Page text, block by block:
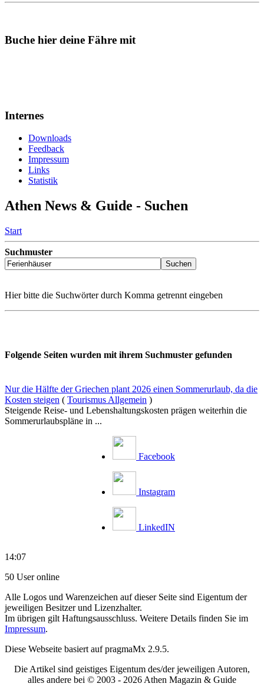
Buche hier deine Fähre mit
Internes
Downloads
Feedback
Impressum
Links
Statistik
Athen News & Guide - Suchen
Start
Suchmuster
Hier bitte die Suchwörter durch Komma getrennt eingeben
Folgende Seiten wurden mit ihrem Suchmuster gefunden
Nur die Hälfte der Griechen plant 2026 einen Sommerurlaub, da die
Kosten steigen ( Tourismus Allgemein )
Steigende Reise- und Lebenshaltungskosten prägen weiterhin die
Sommerurlaubspläne in ...
Facebook
Instagram
LinkedIN
14:07
50 User online
Alle Logos und Warenzeichen auf dieser Seite sind Eigentum der
jeweiligen Besitzer und Lizenzhalter.
Im übrigen gilt Haftungsausschluss. Weitere Details finden Sie im
Impressum.
Diese Webseite basiert auf pragmaMx 2.9.5.
Die Artikel sind geistiges Eigentum des/der jeweiligen Autoren,
alles andere bei © 2003 - 2026 Athen Magazin & Guide